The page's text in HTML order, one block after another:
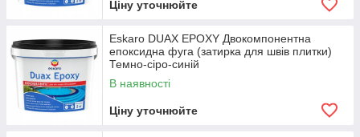
Ціну уточнюйте
Eskaro DUAX EPOXY Двокомпонентна
епоксидна фуга (затирка для швів плитки)
Темно-сіро-синій
В наявності
Ціну уточнюйте